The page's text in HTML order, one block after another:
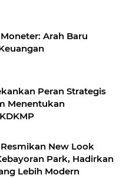
Arah Baru
Peran Strategis
Menentukan
New Look
Park, Hadirkan
Lebih Modern